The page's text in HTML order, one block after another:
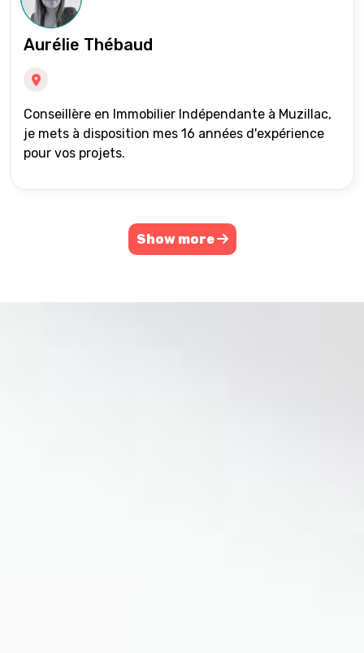
Aurélie Thébaud
Conseillère en Immobilier Indépendante à Muzillac,
je mets à disposition mes 16 années d'expérience
pour vos projets.
Show more